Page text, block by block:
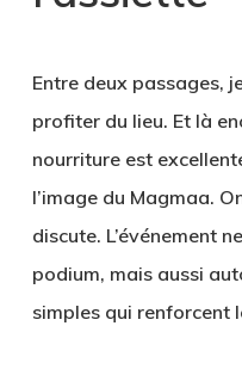
Entre deux passages,
profiter du lieu. Et là
nourriture est
l’image du Magmaa.
discute. L’événement
podium, mais aussi
simples qui renforcent